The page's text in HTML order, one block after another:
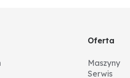
Oferta
Maszyny
Serwis